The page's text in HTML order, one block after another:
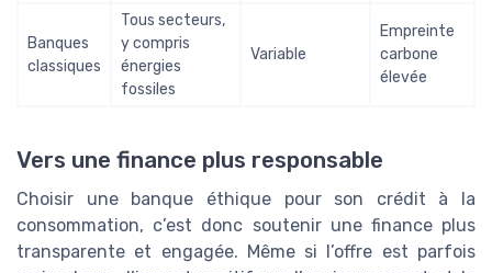
Banques
classiques
Tous secteurs,
y compris
énergies
fossiles
Variable
Empreinte
carbone
élevée
Vers une finance plus responsable
Choisir une banque éthique pour son crédit à la
consommation, c’est donc soutenir une finance plus
transparente et engagée. Même si l’offre est parfois